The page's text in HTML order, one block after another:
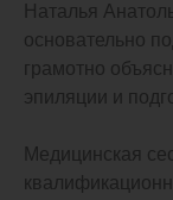
Наталья
основательно
грамотно
эпиляции и
Медицинская